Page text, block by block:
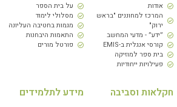
אודות
המרכז למחוננים "בראש
ירוק"
״ידע״ - מדעי המחשב
קורסי אנגלית ב-EMIS
בית ספר למוזיקה
פעילויות ייחודיות
על בית הספר
מסלולי לימוד
מגמות בחטיבה העליונה
התאמות היבחנות
פורטל מורים
חקלאות וסביבה מידע לתלמידים